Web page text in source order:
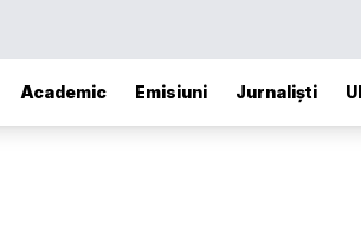
Academic Emisiuni Jurnaliști